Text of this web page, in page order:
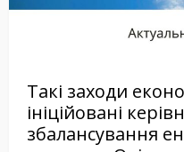
Такі заходи
ініційовані
збалансування